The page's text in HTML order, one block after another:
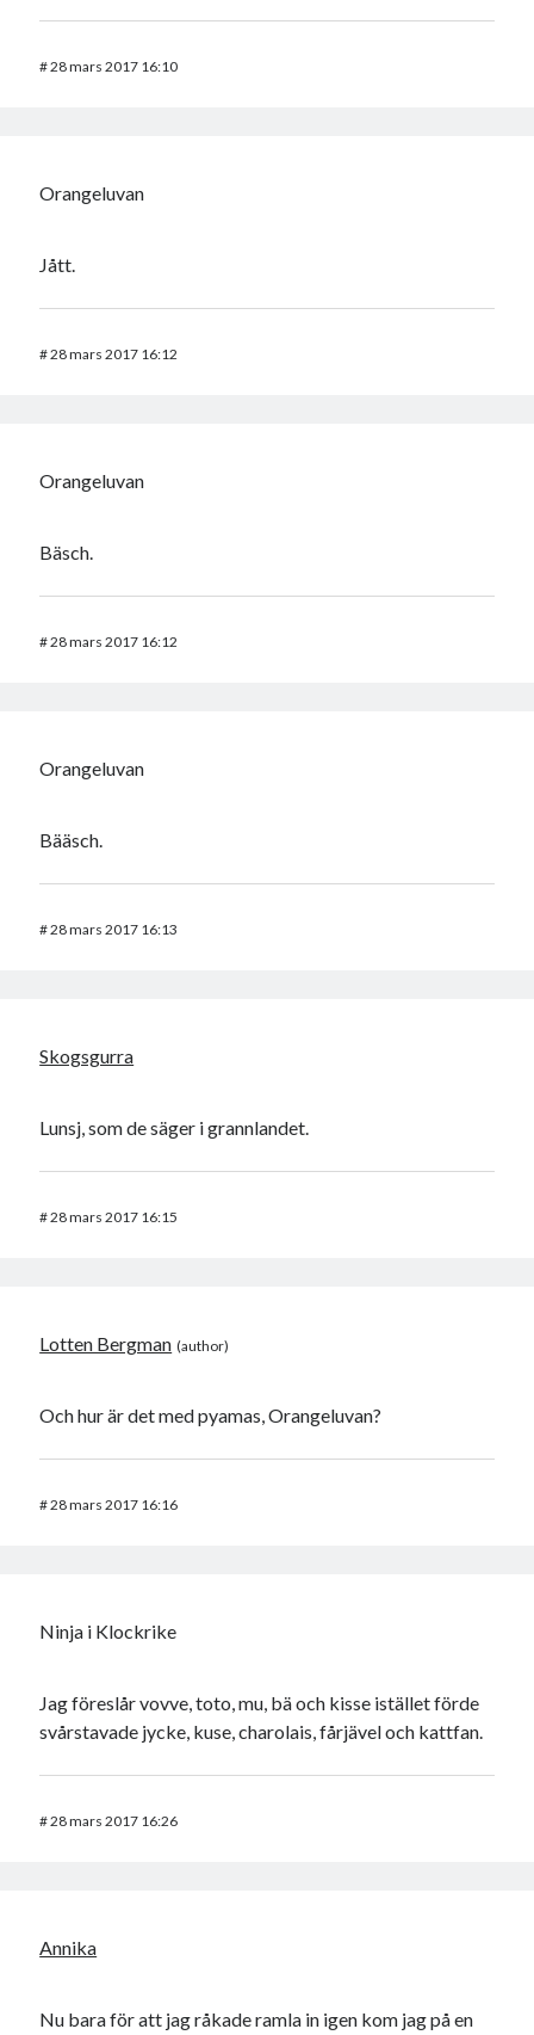
#28 mars 2017 16:10
Orangeluvan
Jått.
#28 mars 2017 16:12
Orangeluvan
Bäsch.
#28 mars 2017 16:12
Orangeluvan
Bääsch.
#28 mars 2017 16:13
Skogsgurra
Lunsj, som de säger i grannlandet.
#28 mars 2017 16:15
Lotten Bergman
Och hur är det med pyamas, Orangeluvan?
#28 mars 2017 16:16
Ninja i Klockrike
Jag föreslår vovve, toto, mu, bä och kisse istället förde
svårstavade jycke, kuse, charolais, fårjävel och kattfan.
#28 mars 2017 16:26
Annika
Nu bara för att jag råkade ramla in igen kom jag på en